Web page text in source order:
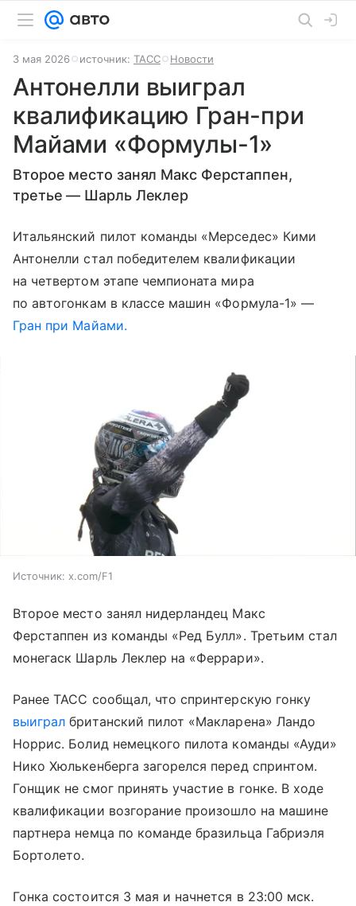
3 мая 2026 источник: ТАСС Новости
Антонелли выиграл
квалификацию Гран-при
Майами «Формулы-1»
Второе место занял Макс Ферстаппен,
третье — Шарль Леклер
Итальянский пилот команды «Мерседес» Кими
Антонелли стал победителем квалификации
на четвертом этапе чемпионата мира
по автогонкам в классе машин «Формула-1» —
Гран при Майами.
Источник: x.com/F1
Второе место занял нидерландец Макс
Ферстаппен из команды «Ред Булл». Третьим стал
монегаск Шарль Леклер на «Феррари».
Ранее ТАСС сообщал, что спринтерскую гонку
выиграл британский пилот «Макларена» Ландо
Норрис. Болид немецкого пилота команды «Ауди»
Нико Хюлькенберга загорелся перед спринтом.
Гонщик не смог принять участие в гонке. В ходе
квалификации возгорание произошло на машине
партнера немца по команде бразильца Габриэля
Бортолето.
Гонка состоится 3 мая и начнется в 23:00 мск.